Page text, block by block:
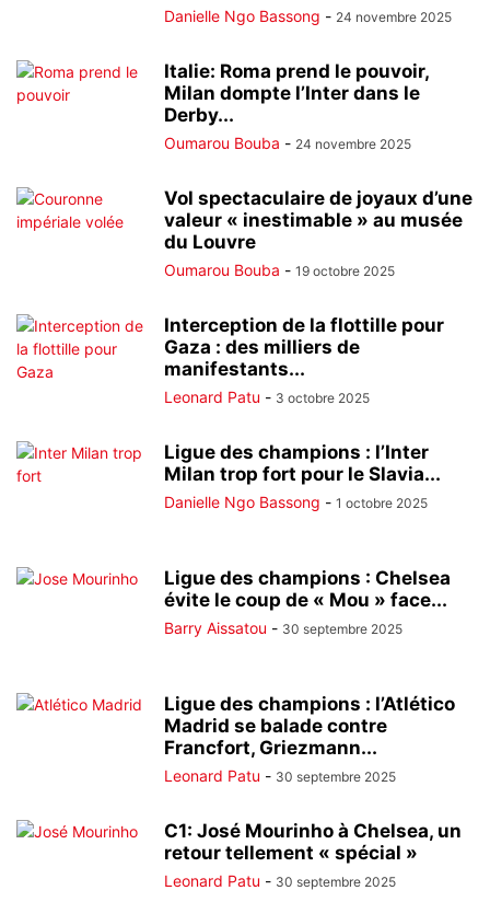
Danielle Ngo Bassong - 24 novembre 2025
Italie: Roma prend le pouvoir,
Milan dompte l’Inter dans le
Derby...
Oumarou Bouba - 24 novembre 2025
Vol spectaculaire de joyaux d’une
valeur « inestimable » au musée
du Louvre
Oumarou Bouba - 19 octobre 2025
Interception de la flottille pour
Gaza : des milliers de
manifestants...
Leonard Patu - 3 octobre 2025
Ligue des champions : l’Inter
Milan trop fort pour le Slavia...
Danielle Ngo Bassong - 1 octobre 2025
Ligue des champions : Chelsea
évite le coup de « Mou » face...
Barry Aissatou - 30 septembre 2025
Ligue des champions : l’Atlético
Madrid se balade contre
Francfort, Griezmann...
Leonard Patu - 30 septembre 2025
C1: José Mourinho à Chelsea, un
retour tellement « spécial »
Leonard Patu - 30 septembre 2025